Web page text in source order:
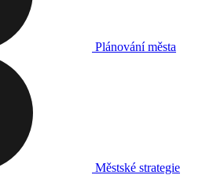
Plánování města
Městské strategie